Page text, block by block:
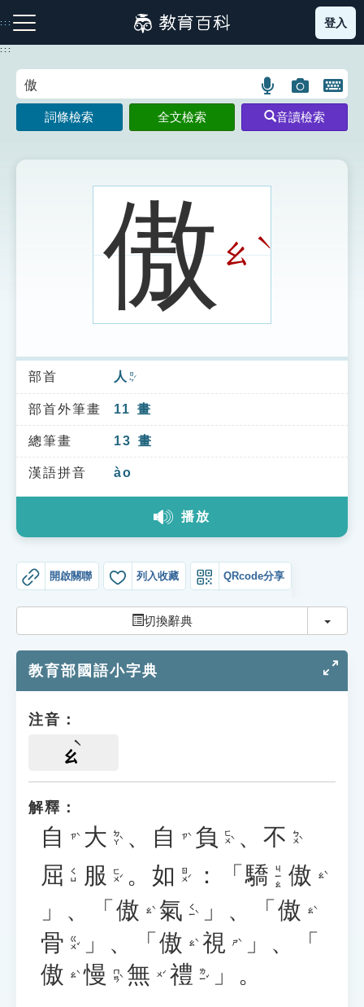
到
主
:::
注音索引圖示 筆畫索引圖示 部首索引表圖示
索引選單
知識索引
單字索引
生命大百科索引
教學應用
貓頭鷹博士
登入
:::
語
言
搜
示
圖
片
搜
開
鍵
圖
詞條檢索 全文檢索 音讀檢索
傲ㄠ ˋ
部首 人 ㄖㄣˊ
部首外筆畫 11 畫
總筆畫 13 畫
漢語拼音 ào
播放
開啟關聯 列入收藏 QRcode分享
切換辭典 切換
教育部國語小字典
注音：
ㄠ
解釋：
自 ㄗˋ 大 ㄉㄚˋ 、 自 ㄗˋ 負 ㄈㄨˋ 、 不 ㄅㄨˋ
屈 ㄑㄩ 服 ㄈㄨˊ 。 如 ㄖㄨˊ ：「驕 ㄐㄧㄠ 傲 ㄠˋ
」、「 傲 ㄠˋ 氣 ㄑㄧˋ 」、「 傲 ㄠˋ
骨 ㄍㄨˇ 」、「 傲 ㄠˋ 視 ㄕˋ
」、「
傲
ㄠˋ 慢 ㄇㄢˋ 無 ㄨˊ 禮 ㄌㄧˇ 」。